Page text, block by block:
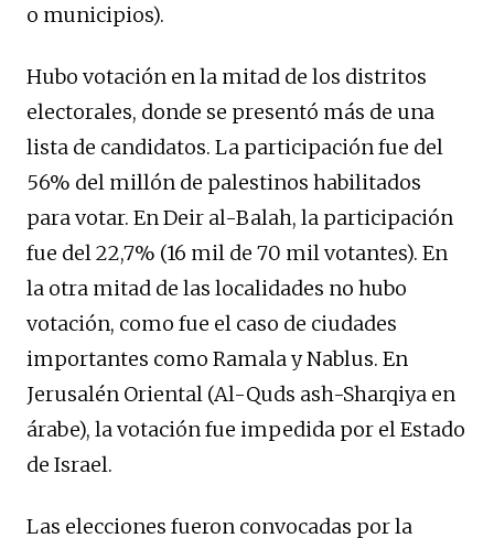
o municipios).
Hubo votación en la mitad de los distritos
electorales, donde se presentó más de una
lista de candidatos. La participación fue del
56% del millón de palestinos habilitados
para votar. En Deir al-Balah, la participación
fue del 22,7% (16 mil de 70 mil votantes). En
la otra mitad de las localidades no hubo
votación, como fue el caso de ciudades
importantes como Ramala y Nablus. En
Jerusalén Oriental (Al-Quds ash-Sharqiya en
árabe), la votación fue impedida por el Estado
de Israel.
Las elecciones fueron convocadas por la